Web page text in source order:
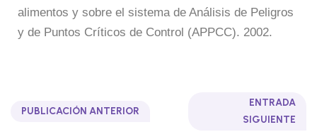
alimentos y sobre el sistema de Análisis de Peligros
y de Puntos Críticos de Control (APPCC). 2002.
PUBLICACIÓN ANTERIOR
ENTRADA
SIGUIENTE